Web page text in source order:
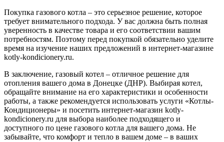
Покупка газового котла – это серьезное решение, которое
требует внимательного подхода. У вас должна быть полная
уверенность в качестве товара и его соответствии вашим
потребностям. Поэтому перед покупкой обязательно уделите
время на изучение наших предложений в интернет-магазине
kotly-kondicionery.ru.
В заключение, газовый котел – отличное решение для
отопления вашего дома в Донецке (ДНР). Выбирая котел,
обращайте внимание на его характеристики и особенности
работы, а также рекомендуется использовать услуги «Котлы-
Кондиционеры» и посетить интернет-магазин kotly-
kondicionery.ru для выбора наиболее подходящего и
доступного по цене газового котла для вашего дома. Не
забывайте, что комфорт и тепло в вашем доме – в ваших